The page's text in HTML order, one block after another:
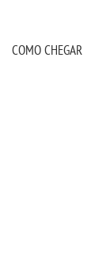
COMO CHEGAR